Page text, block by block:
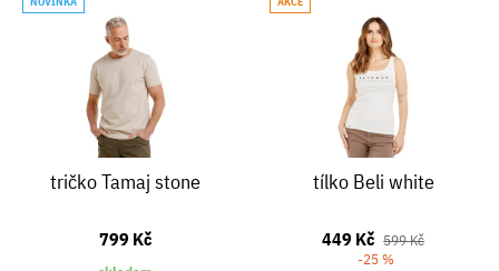
tričko Tamaj stone
799 Kč
tílko Beli white
449 Kč 599 Kč
-25 %